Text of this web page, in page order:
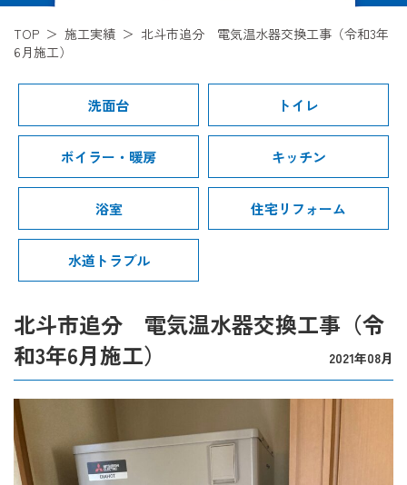
TOP 施工実績
北斗市追分 電気温水器交換工事（令和3年
6月施工）
洗面台 トイレ
ボイラー・暖房 キッチン
浴室 住宅リフォーム
水道トラブル
北斗市追分 電気温水器交換工事（令
和3年6月施工）
2021年08月